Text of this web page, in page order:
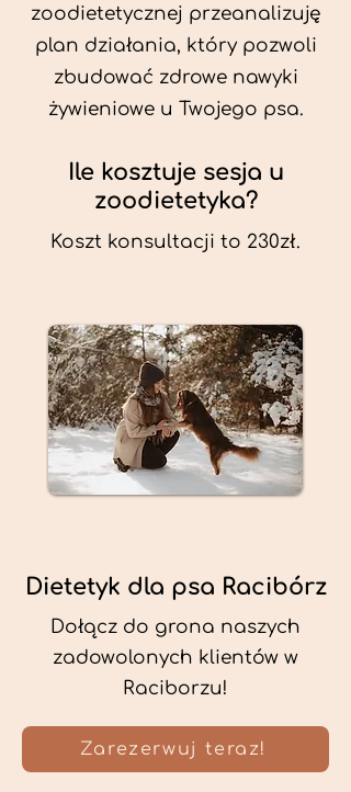
zoodietetycznej przeanalizuję
plan działania, który pozwoli
zbudować zdrowe nawyki
żywieniowe u Twojego psa.
Ile kosztuje sesja u
zoodietetyka?
Koszt konsultacji to 230zł.
Dietetyk dla psa Racibórz
Dołącz do grona naszych
zadowolonych klientów w
Raciborzu!
Zarezerwuj teraz!